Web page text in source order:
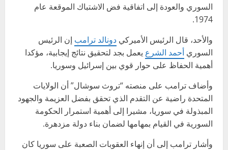
السوري والعودة إلى اتفاقية فض الاشتباك الموقعة عام
1974.
والأحد، قال الرئيس الأميركي دونالد ترامب إن الرئيس
السوري أحمد الشرع يعمل بجد لتحقيق نتائج إيجابية، مؤكدا
أهمية الحفاظ على حوار قوي بين إسرائيل وسوريا.
وأضاف ترامب على منصته “تروث سوشال” أن الولايات
المتحدة راضية عن التقدم الذي تحقق بفضل العزيمة والجهود
المبذولة في سوريا، مشيرا إلى أهمية استمرار الحكومة
السورية في القيام بمهامها لضمان بناء دولة مزدهرة.
وأشار ترامب إلى أن إنهاء العقوبات الصعبة على سوريا كان